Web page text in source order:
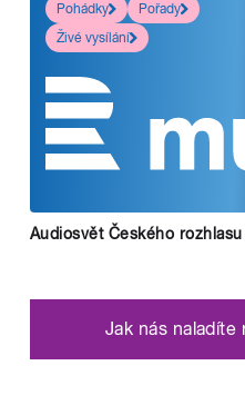
Pohádky
Pořady
Živé vysílání
Audiosvět Českého
Jak nás naladíte